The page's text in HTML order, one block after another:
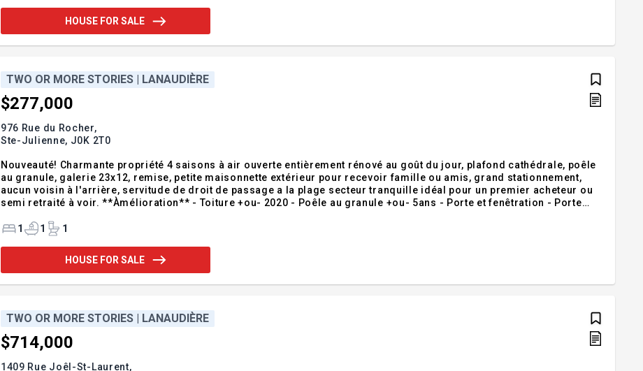
HOUSE FOR SALE
TWO OR MORE STORIES | LANAUDIÈRE
$277,000
976 Rue du Rocher,
Ste-Julienne, J0K 2T0
Nouveauté! Charmante propriété 4 saisons à air ouverte entièrement rénové au goût du jour, plafond cathédrale, poêle
au granule, galerie 23x12, remise, petite maisonnette extérieur pour recevoir famille ou amis, grand stationnement,
aucun voisin à l'arrière, servitude de droit de passage a la plage secteur tranquille idéal pour un premier acheteur ou
semi retraité à voir. **Àmélioration** - Toiture +ou- 2020 - Poêle au granule +ou- 5ans - Porte et fenêtration - Porte
encastré -
1 1 1
HOUSE FOR SALE
TWO OR MORE STORIES | LANAUDIÈRE
$714,000
1409 Rue Joêl-St-Laurent,